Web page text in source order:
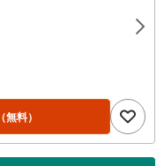
（無料）